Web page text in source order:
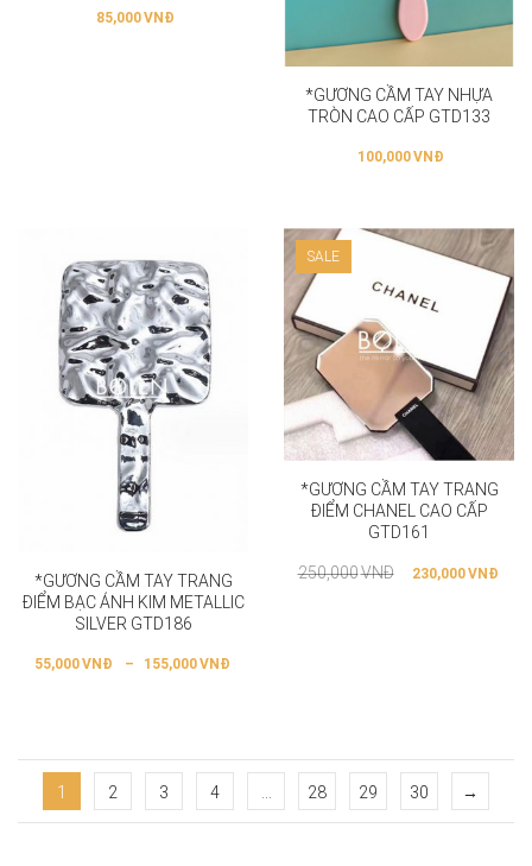
85,000VNĐ
*GƯƠNG CẦM TAY NHỰA
TRÒN CAO CẤP GTD133
100,000VNĐ
*GƯƠNG CẦM TAY TRANG
ĐIỂM BẠC ÁNH KIM METALLIC
SILVER GTD186
55,000VNĐ – 155,000VNĐ
SALE
*GƯƠNG CẦM TAY TRANG
ĐIỂM CHANEL CAO CẤP
GTD161
250,000VNĐ 230,000VNĐ
1 2 3 4 28 29 30 →